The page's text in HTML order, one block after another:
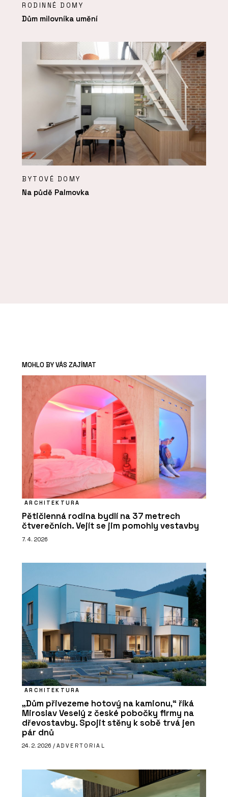
RODINNÉ DOMY
Dům milovníka umění
BYTOVÉ DOMY
Na půdě Palmovka
MOHLO BY VÁS ZAJÍMAT
ARCHITEKTURA
Pětičlenná rodina bydlí na 37 metrech
čtverečních. Vejít se jim pomohly vestavby
7. 4. 2026
ARCHITEKTURA
„Dům přivezeme hotový na kamionu,“ říká
Miroslav Veselý z české pobočky firmy na
dřevostavby. Spojit stěny k sobě trvá jen
pár dnů
24. 2. 2026 / ADVERTORIAL